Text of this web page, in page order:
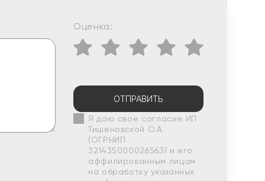
Оценка:
ОТПРАВИТЬ
Я даю свое согласие ИП
Тишеновской О.А.
(ОГРНИП
321435000026563) и его
аффилированным лицам
на обработку указанных